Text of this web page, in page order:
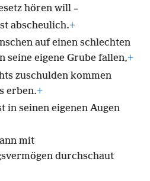
hören will –
abscheulich.+
auf einen schlechten
seine eigene Grube fallen,+
zuschulden kommen
erben.+
in seinen eigenen Augen
mit
durchschaut